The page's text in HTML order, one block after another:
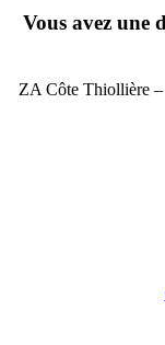
Vous avez une
ZA Côte Thiollière